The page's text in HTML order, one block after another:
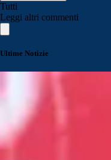
Tutti
Leggi altri commenti
Ultime Notizie